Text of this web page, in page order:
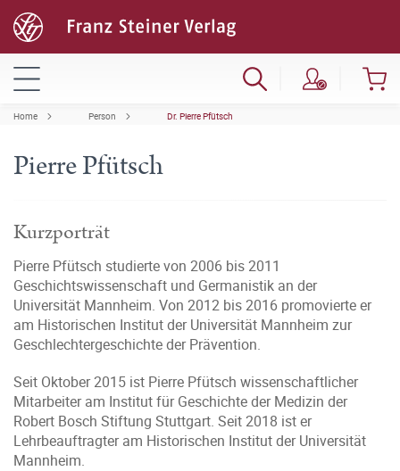
Home Person Dr. Pierre Pfütsch
Pierre Pfütsch
Kurzporträt
Pierre Pfütsch studierte von 2006 bis 2011
Geschichtswissenschaft und Germanistik an der
Universität Mannheim. Von 2012 bis 2016 promovierte er
am Historischen Institut der Universität Mannheim zur
Geschlechtergeschichte der Prävention.
Seit Oktober 2015 ist Pierre Pfütsch wissenschaftlicher
Mitarbeiter am Institut für Geschichte der Medizin der
Robert Bosch Stiftung Stuttgart. Seit 2018 ist er
Lehrbeauftragter am Historischen Institut der Universität
Mannheim.